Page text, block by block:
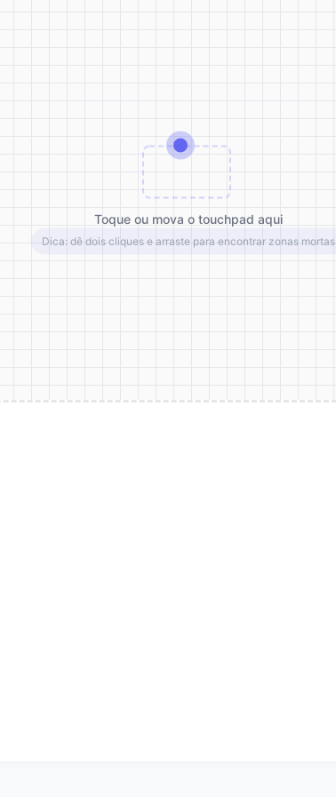
Toque ou mova o touchpad aqui
Dica: dê dois cliques e arraste para encontrar zonas mortas